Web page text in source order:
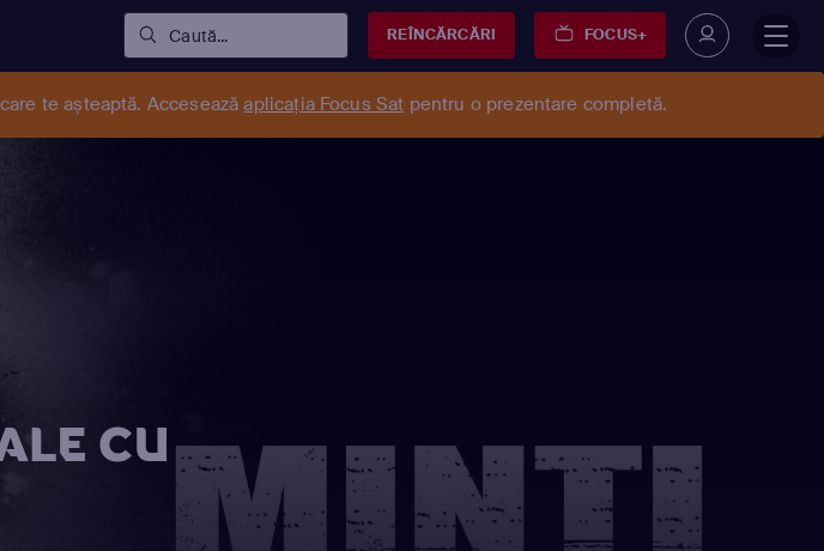
Caută... REÎNCĂRCĂRI FOCUS+
te așteaptă. Acceseazăaplicația Focus Sat pentru o prezentare completă.
CU